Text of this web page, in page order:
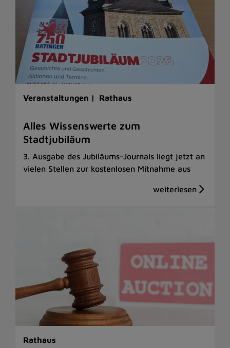
Veranstaltungen | Rathaus
Alles Wissenswerte zum
Stadtjubiläum
3. Ausgabe des Jubiläums-Journals liegt jetzt an
vielen Stellen zur kostenlosen Mitnahme aus
Rathaus